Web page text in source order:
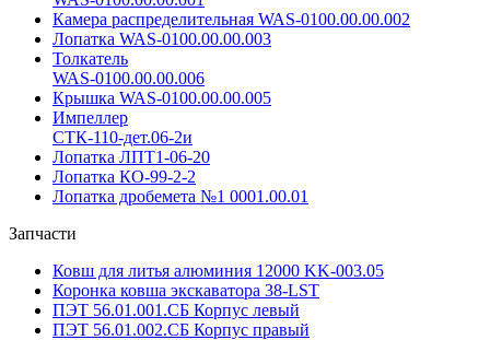
Камера распределительная WAS-0100.00.00.002
Лопатка WAS-0100.00.00.003
Толкатель
WAS-0100.00.00.006
Крышка WAS-0100.00.00.005
Импеллер
СТК-110-дет.06-2и
Лопатка ЛПТ1-06-20
Лопатка КО-99-2-2
Лопатка дробемета №1 0001.00.01
Запчасти
Ковш для литья алюминия 12000 KK-003.05
Коронка ковша экскаватора 38-LST
ПЭТ 56.01.001.СБ Корпус левый
ПЭТ 56.01.002.СБ Корпус правый